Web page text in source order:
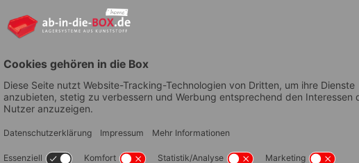
Ja, ich möchte regelmäßig interessante Informationen über den kostenlosen
von ab-in-die-BOX.de OHG erhalten.
sowie Informationen über das Unternehmen, seine Produkte und aktuelle Trends &
Ordnungssystemen zu senden. Hiermit willige ich in die dafür erforderliche
Speicherung, Verarbeitung und Nutzung meiner personenbezogenen Daten ein. Die
werden nicht an unbeteiligte Dritte weitergegeben und ich habe ein Recht auf
Erklärung kann ich jederzeit per Link im Newsletter oder per